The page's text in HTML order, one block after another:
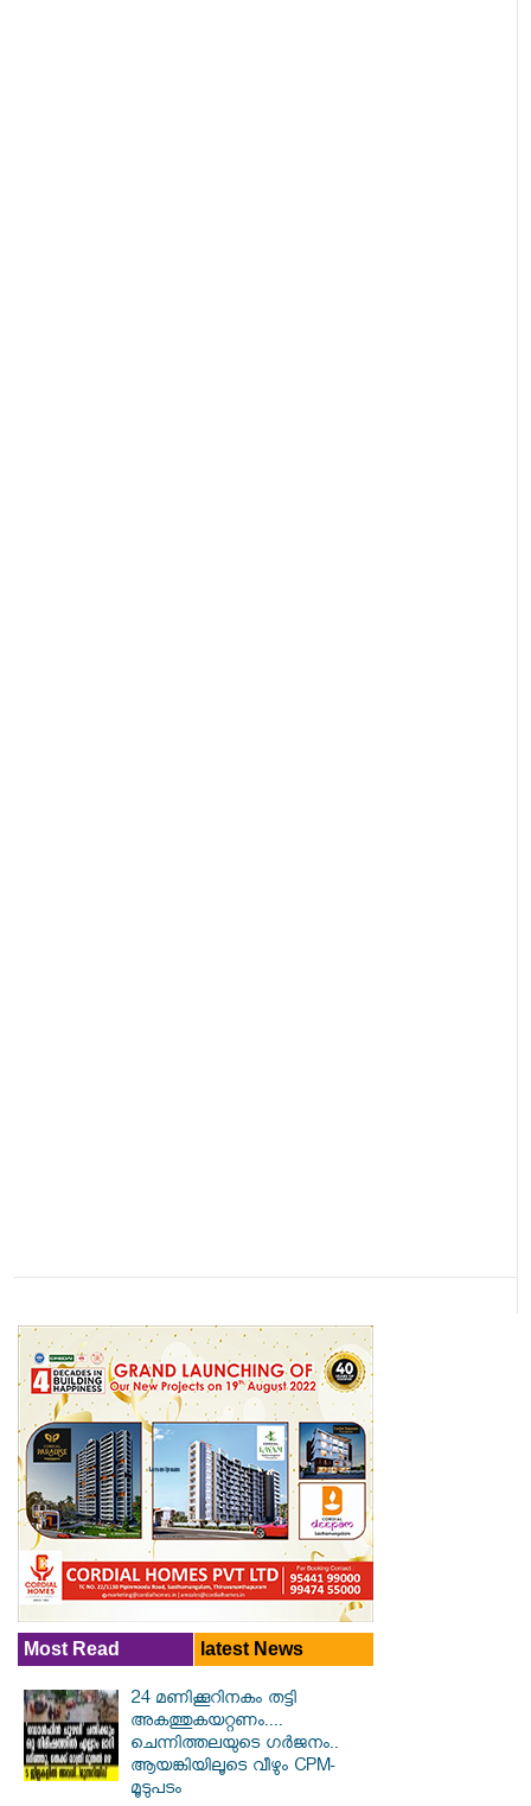
Most Read latest News
24 മണിക്കൂറിനകം തട്ടി
അകത്തുകയറ്റണം....
ചെന്നിത്തലയുടെ ഗർജനം..
ആയങ്കിയിലൂടെ വീഴും CPM-
മൂടുപടം